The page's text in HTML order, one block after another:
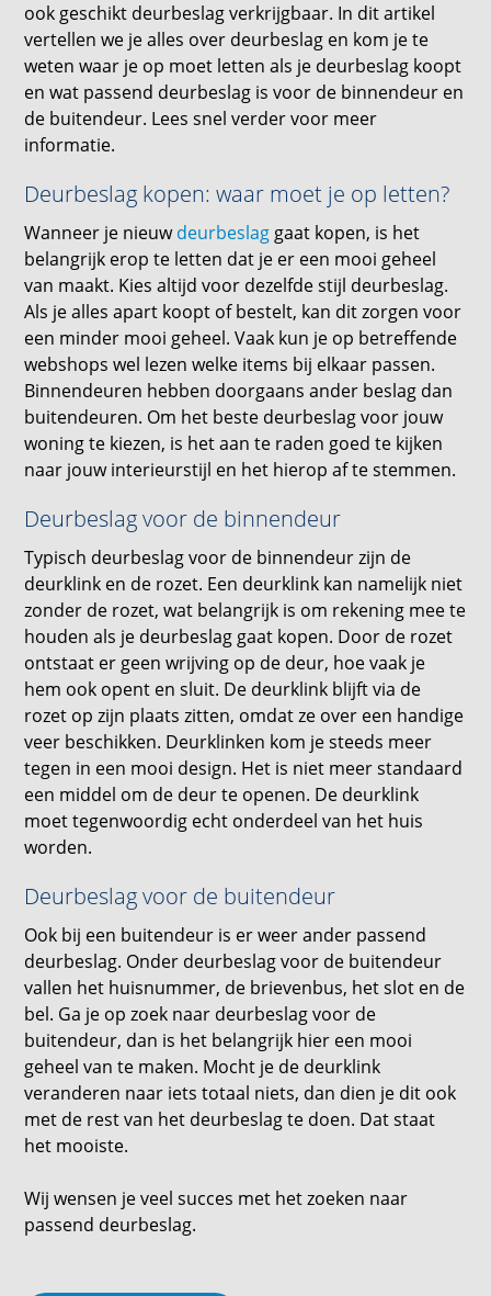
ook geschikt deurbeslag verkrijgbaar. In dit artikel
vertellen we je alles over deurbeslag en kom je te
weten waar je op moet letten als je deurbeslag koopt
en wat passend deurbeslag is voor de binnendeur en
de buitendeur. Lees snel verder voor meer
informatie.
Deurbeslag kopen: waar moet je op letten?
Wanneer je nieuwdeurbeslag gaat kopen, is het
belangrijk erop te letten dat je er een mooi geheel
van maakt. Kies altijd voor dezelfde stijl deurbeslag.
Als je alles apart koopt of bestelt, kan dit zorgen voor
een minder mooi geheel. Vaak kun je op betreffende
webshops wel lezen welke items bij elkaar passen.
Binnendeuren hebben doorgaans ander beslag dan
buitendeuren. Om het beste deurbeslag voor jouw
woning te kiezen, is het aan te raden goed te kijken
naar jouw interieurstijl en het hierop af te stemmen.
Deurbeslag voor de binnendeur
Typisch deurbeslag voor de binnendeur zijn de
deurklink en de rozet. Een deurklink kan namelijk niet
zonder de rozet, wat belangrijk is om rekening mee te
houden als je deurbeslag gaat kopen. Door de rozet
ontstaat er geen wrijving op de deur, hoe vaak je
hem ook opent en sluit. De deurklink blijft via de
rozet op zijn plaats zitten, omdat ze over een handige
veer beschikken. Deurklinken kom je steeds meer
tegen in een mooi design. Het is niet meer standaard
een middel om de deur te openen. De deurklink
moet tegenwoordig echt onderdeel van het huis
worden.
Deurbeslag voor de buitendeur
Ook bij een buitendeur is er weer ander passend
deurbeslag. Onder deurbeslag voor de buitendeur
vallen het huisnummer, de brievenbus, het slot en de
bel. Ga je op zoek naar deurbeslag voor de
buitendeur, dan is het belangrijk hier een mooi
geheel van te maken. Mocht je de deurklink
veranderen naar iets totaal niets, dan dien je dit ook
met de rest van het deurbeslag te doen. Dat staat
het mooiste.
Wij wensen je veel succes met het zoeken naar
passend deurbeslag.